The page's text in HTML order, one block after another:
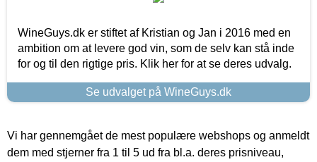
WineGuys.dk er stiftet af Kristian og Jan i 2016 med en
ambition om at levere god vin, som de selv kan stå inde
for og til den rigtige pris. Klik her for at se deres udvalg.
Se udvalget på WineGuys.dk
Vi har gennemgået de mest populære webshops og anmeldt
dem med stjerner fra 1 til 5 ud fra bl.a. deres prisniveau,